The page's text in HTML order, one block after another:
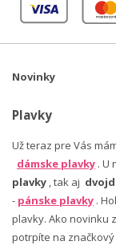
Novinky
Plavky
Už teraz pre Vás
dámske plavky . U
plavky , tak aj
- pánske plavky .
plavky. Ako novinku
potrpíte na